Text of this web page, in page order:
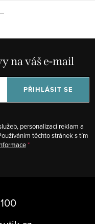
na váš e-mail
personalizaci reklam a
těchto stránek s tím
PŘIHLÁSIT SE